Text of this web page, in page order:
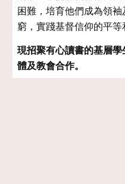
困難，培育他們成為領
窮，實踐基督信仰的平等
現招聚有心讀書的基層
體及教會合作。